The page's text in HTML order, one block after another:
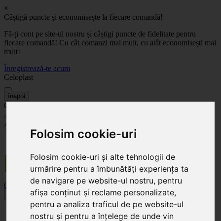
Folosim cookie-uri
Folosim cookie-uri și alte tehnologii de
urmărire pentru a îmbunătăți experiența ta
de navigare pe website-ul nostru, pentru
afișa conținut și reclame personalizate,
pentru a analiza traficul de pe website-ul
nostru și pentru a înțelege de unde vin
×
Câștigă puncte și economisește la fiecare comandă!
Fă-ți cont pe site-ul nostru și câștigi puncte de fidelitate pentru
fiecare comandă! Cu cât comanzi mai mult, cu atât economisești mai
mult!
Înregistrează-te acum
Celoplast
înapoi
Celoplast
Transportul este GRATUIT pentru comenzile mai mari de 350 Lei. Comanda minimă în
0
Toggle navigation